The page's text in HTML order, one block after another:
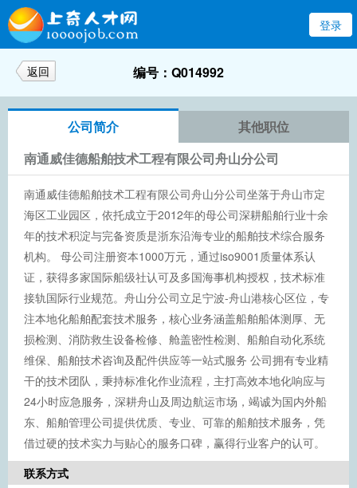
登录
返回 编号：Q014992
公司简介
其他职位
南通威佳德船舶技术工程有限公司舟山分公司
南通威佳德船舶技术工程有限公司舟山分公司坐落于舟山市定
海区工业园区，依托成立于2012年的母公司深耕船舶行业十余
年的技术积淀与完备资质是浙东沿海专业的船舶技术综合服务
机构。 母公司注册资本1000万元，通过iso9001质量体系认
证，获得多家国际船级社认可及多国海事机构授权，技术标准
接轨国际行业规范。舟山分公司立足宁波-舟山港核心区位，专
注本地化船舶配套技术服务，核心业务涵盖船舶船体测厚、无
损检测、消防救生设备检修、舱盖密性检测、船舶自动化系统
维保、船舶技术咨询及配件供应等一站式服务 公司拥有专业精
干的技术团队，秉持标准化作业流程，主打高效本地化响应与
24小时应急服务，深耕舟山及周边航运市场，竭诚为国内外船
东、船舶管理公司提供优质、专业、可靠的船舶技术服务，凭
借过硬的技术实力与贴心的服务口碑，赢得行业客户的认可。
联系方式